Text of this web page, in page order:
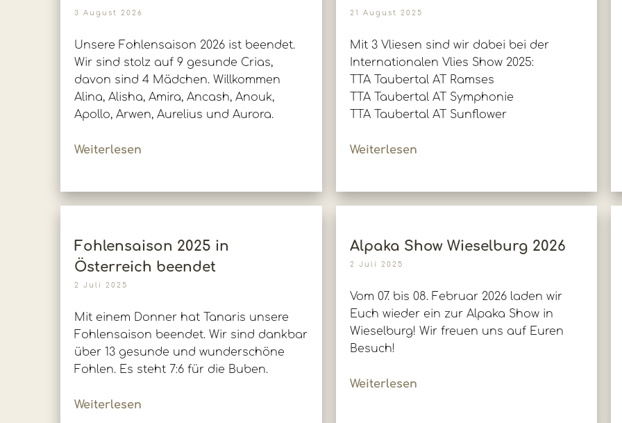
3 August 2026
Unsere Fohlensaison 2026 ist beendet.
Wir sind stolz auf 9 gesunde Crias,
davon sind 4 Mädchen. Willkommen
Alina, Alisha, Amira, Ancash, Anouk,
Apollo, Arwen, Aurelius und Aurora.
Weiterlesen
21 August 2025
Mit 3 Vliesen sind wir dabei bei der
Internationalen Vlies Show 2025:
TTA Taubertal AT Ramses
TTA Taubertal AT Symphonie
TTA Taubertal AT Sunflower
Weiterlesen
Fohlensaison 2025 in
Österreich beendet
2 Juli 2025
Mit einem Donner hat Tanaris unsere
Fohlensaison beendet. Wir sind dankbar
über 13 gesunde und wunderschöne
Fohlen. Es steht 7:6 für die Buben.
Weiterlesen
Alpaka Show Wieselburg 2026
2 Juli 2025
Vom 07. bis 08. Februar 2026 laden wir
Euch wieder ein zur Alpaka Show in
Wieselburg! Wir freuen uns auf Euren
Besuch!
Weiterlesen